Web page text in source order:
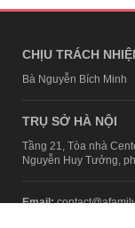
CHỊU TRÁCH
Bà Nguyễn Bích Minh
TRỤ SỞ HÀ NỘI
Tầng 21, Tòa nhà
Nguyễn Huy Tưởng,
Email: